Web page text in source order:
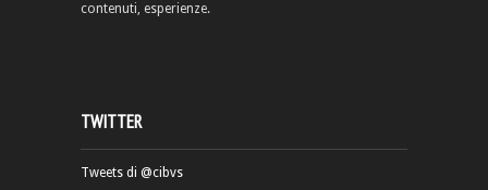
contenuti, esperienze.
TWITTER
Tweets di @cibvs